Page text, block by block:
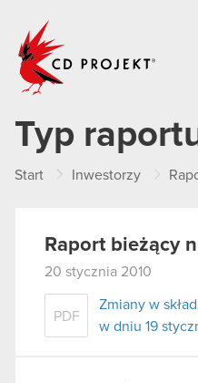
Typ
Start Inwestorzy
Raport bieżący
20 stycznia 2010
PDF
Zmiany w
w dniu 19